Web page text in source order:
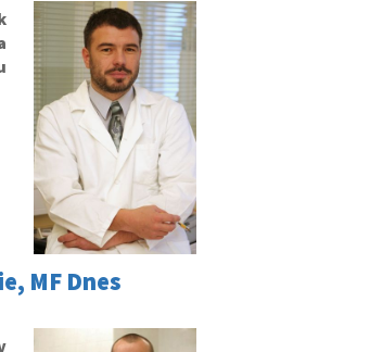
MF Dnes